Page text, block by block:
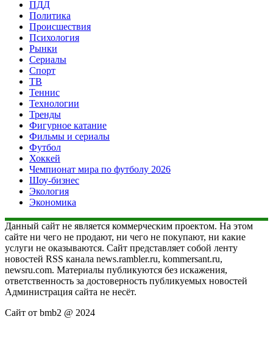
ПДД
Политика
Происшествия
Психология
Рынки
Сериалы
Спорт
ТВ
Теннис
Технологии
Тренды
Фигурное катание
Фильмы и сериалы
Футбол
Хоккей
Чемпионат мира по футболу 2026
Шоу-бизнес
Экология
Экономика
Данный сайт не является коммерческим проектом. На этом
сайте ни чего не продают, ни чего не покупают, ни какие
услуги не оказываются. Сайт представляет собой ленту
новостей RSS канала news.rambler.ru, kommersant.ru,
newsru.com. Материалы публикуются без искажения,
ответственность за достоверность публикуемых новостей
Администрация сайта не несёт.
Сайт от bmb2 @ 2024